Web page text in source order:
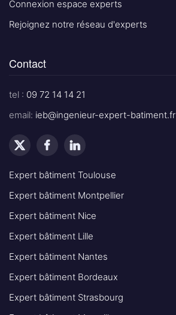
Connexion espace experts
Rejoignez notre réseau d'experts
Contact
tel : 09 72 14 14 21
email: ieb@ingenieur-expert-batiment.fr
Expert bâtiment Toulouse
Expert bâtiment Montpellier
Expert bâtiment Nice
Expert bâtiment Lille
Expert bâtiment Nantes
Expert bâtiment Bordeaux
Expert bâtiment Strasbourg